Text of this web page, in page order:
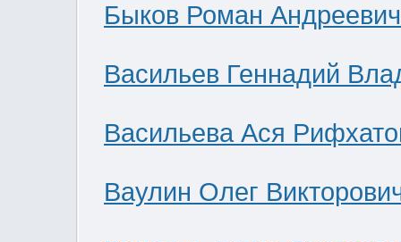
Быков Роман Андреевич
Васильев Геннадий
Васильева Ася
Ваулин Олег